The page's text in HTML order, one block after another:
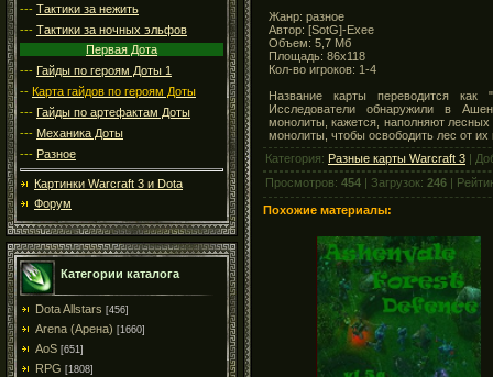
--- Тактики за нежить
--- Тактики за ночных эльфов
Первая Дота
--- Гайды по героям Доты 1
-- Карта гайдов по героям Доты
--- Гайды по артефактам Доты
--- Механика Доты
--- Разное
Картинки Warcraft 3 и Dota
Форум
Категории каталога
Dota Allstars [456]
Arena (Арена) [1660]
AoS [651]
RPG [1808]
Жанр: разное
Автор: [SotG]-Exee
Объем: 5,7 Мб
Площадь: 86x118
Кол-во игроков: 1-4
Название карты переводится
Исследователи обнаружили в
монолиты, кажется, наполняют
монолиты, чтобы освободить лес от их
Категория: Разные карты Warcraft 3 |
Просмотров: 454 | Загрузок: 246 |
Похожие материалы: